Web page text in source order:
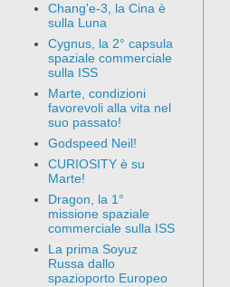
Chang'e-3, la Cina è
sulla Luna
Cygnus, la 2° capsula
spaziale commerciale
sulla ISS
Marte, condizioni
favorevoli alla vita nel
suo passato!
Godspeed Neil!
CURIOSITY è su
Marte!
Dragon, la 1°
missione spaziale
commerciale sulla ISS
La prima Soyuz
Russa dallo
spazioporto Europeo